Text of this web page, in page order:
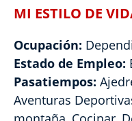
MI ESTILO DE
Ocupación:
Estado de Empleo:
Pasatiempos:
Aventuras